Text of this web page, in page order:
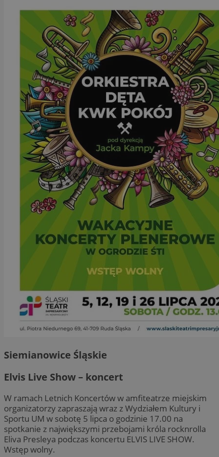
Siemianowice Śląskie
Elvis Live Show – koncert
W ramach Letnich Koncertów w amfiteatrze miejskim
organizatorzy zapraszają wraz z Wydziałem Kultury i
Sportu UM w sobotę 5 lipca o godzinie 17.00 na
spotkanie z największymi przebojami króla rocknrolla
Eliva Presleya podczas koncertu ELVIS LIVE SHOW.
Wstęp wolny.